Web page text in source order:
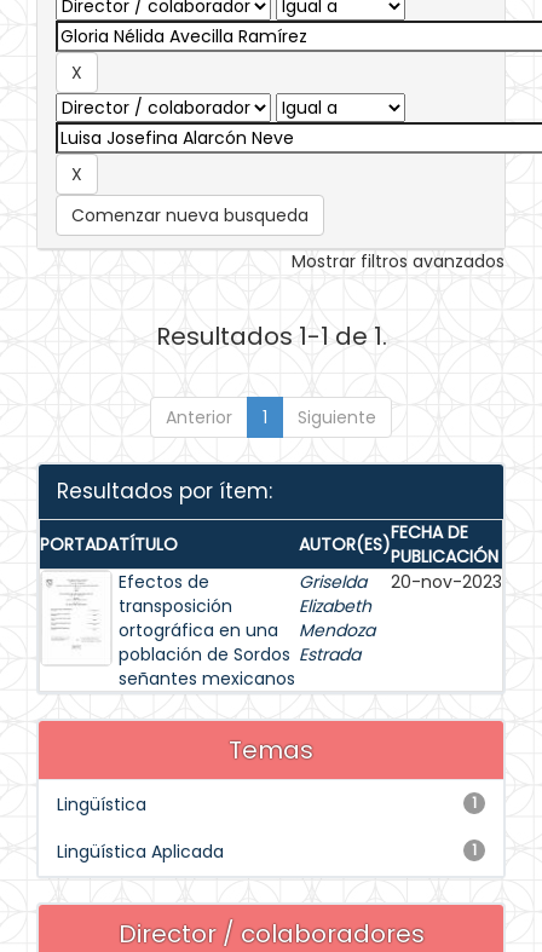
Comenzar nueva busqueda
Mostrar filtros avanzados
Resultados 1-1 de 1.
Anterior 1 Siguiente
Resultados por ítem:
PORTADATÍTULO AUTOR(ES)FECHA DE
PUBLICACIÓN
Efectos de
transposición
ortográfica en una
población de Sordos
señantes mexicanos
Griselda
Elizabeth
Mendoza
Estrada
20-nov-2023
Temas
1
Lingüística
1
Lingüística Aplicada
Director / colaboradores